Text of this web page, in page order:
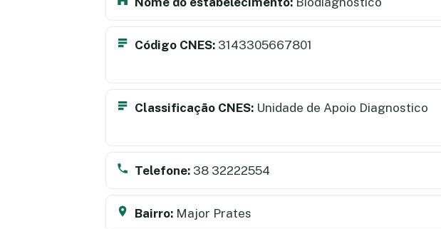
Código CNES: 3143305667801
Classificação CNES: Unidade de Apoio Diagnostico
Telefone: 38 32222554
Bairro: Major Prates